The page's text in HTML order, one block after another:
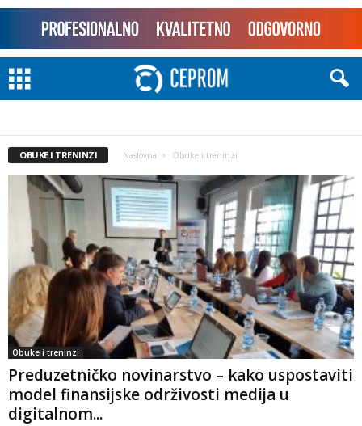
OBUKE I TRENINZI Naslovna Obuke i treninzi
Obuke i treninzi
Preduzetničko novinarstvo – kako uspostaviti
model finansijske održivosti medija u
digitalnom...